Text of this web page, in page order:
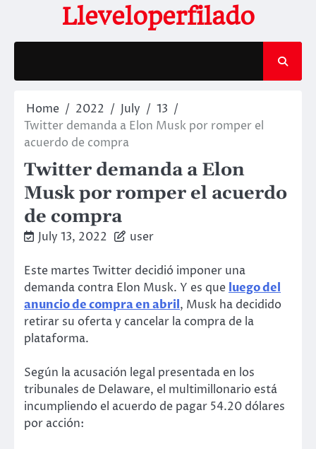
content
Lleveloperfilado
Home 2022 July
13
Twitter demanda a Elon Musk por romper el
acuerdo de compra
Twitter demanda a Elon
Musk por romper el acuerdo
de compra
July 13, 2022 user
Este martes Twitter decidió imponer una
demanda contra Elon Musk. Y es que luego del
anuncio de compra en abril, Musk ha decidido
retirar su oferta y cancelar la compra de la
plataforma.
Según la acusación legal presentada en los
tribunales de Delaware, el multimillonario está
incumpliendo el acuerdo de pagar 54.20 dólares
por acción: